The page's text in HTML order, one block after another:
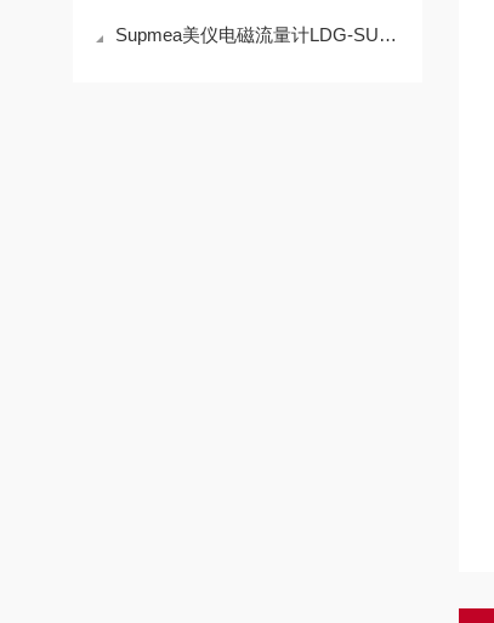
Supmea美仪电磁流量计LDG-SUP-A100产品介绍